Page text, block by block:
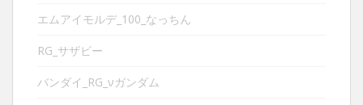
エムアイモルデ_100_なっちん
RG_サザビー
バンダイ_RG_νガンダム